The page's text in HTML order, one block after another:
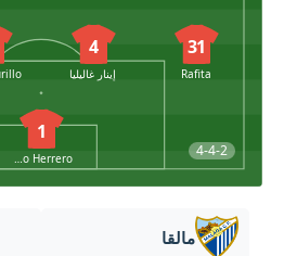
4-4-2
31
Rafita
4
إينار غاليليا
1
مالقا